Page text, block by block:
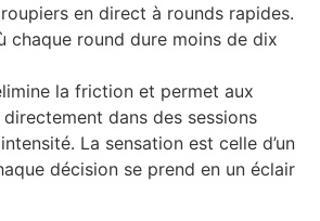
en direct à rounds rapides.
chaque round dure moins de dix
la friction et permet aux
dans des sessions
La sensation est celle d’un
décision se prend en un éclair